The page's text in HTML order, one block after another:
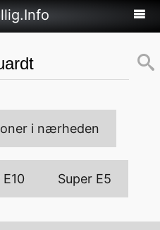
i nærheden
Super E5